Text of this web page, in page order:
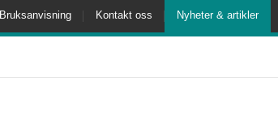
Bruksanvisning Kontakt oss Nyheter & artikler